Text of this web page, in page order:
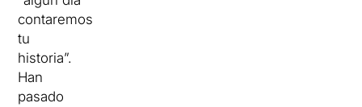
contaremos
tu
historia”.
Han
pasado